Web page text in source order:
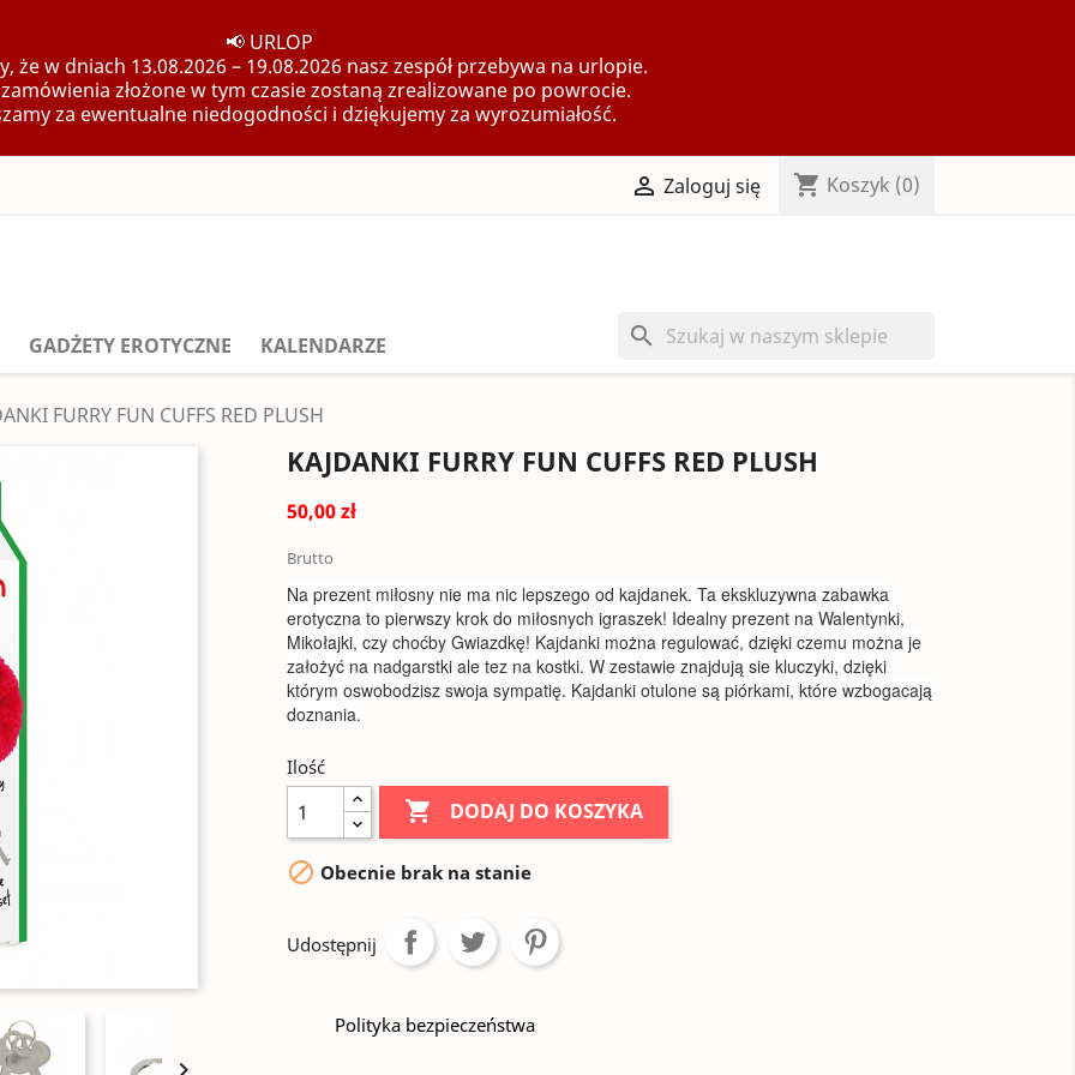
📢 URLOP
że w dniach 13.08.2026 – 19.08.2026 nasz zespół przebywa na urlopie.
złożone w tym czasie zostaną zrealizowane po powrocie.
za ewentualne niedogodności i dziękujemy za wyrozumiałość.
 Zaloguj się shopping_cart Koszyk (0)
GADŻETY EROTYCZNE KALENDARZE search
FURRY FUN CUFFS RED PLUSH
KAJDANKI FURRY FUN CUFFS RED PLUSH
50,00 zł
Brutto
Na prezent miłosny nie ma nic lepszego od kajdanek. Ta ekskluzywna zabawka
erotyczna to pierwszy krok do miłosnych igraszek! Idealny prezent na Walentynki,
Mikołajki, czy choćby Gwiazdkę! Kajdanki można regulować, dzięki czemu można je
założyć na nadgarstki ale tez na kostki. W zestawie znajdują sie kluczyki, dzięki
którym oswobodzisz swoja sympatię. Kajdanki otulone są piórkami, które wzbogacają
doznania.
Ilość
 DODAJ DO KOSZYKA
 Obecnie brak na stanie
Udostępnij
Polityka bezpieczeństwa